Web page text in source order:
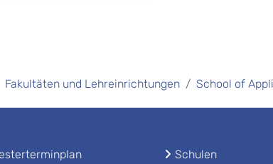
Fakultäten und Lehreinrichtungen School of
Schulen